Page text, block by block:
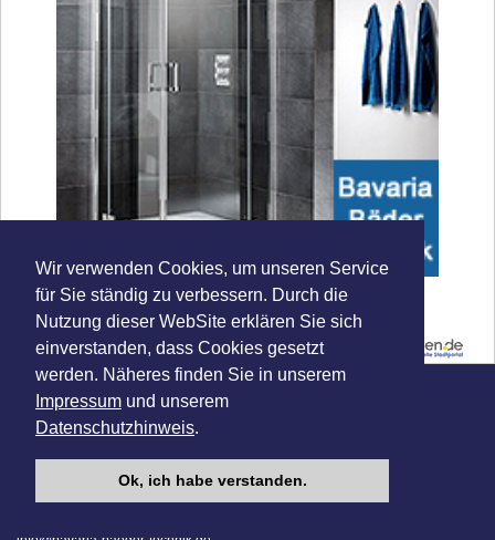
Wir verwenden Cookies, um unseren Service
für Sie ständig zu verbessern. Durch die
Nutzung dieser WebSite erklären Sie sich
einverstanden, dass Cookies gesetzt
werden. Näheres finden Sie in unserem
Impressum und unserem
Datenschutzhinweis.
Ok, ich habe verstanden.
Duschabtrennung München
Bavaria Bäder-Technik GbR
Inh. Wolfgang und Peter Münch
80797 München - Schwabing / Maxvorstadt
Tel. 089 / 12 39 39 50